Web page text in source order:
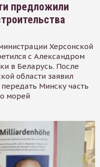
предложили
Херсонской
с Александром
в Беларусь. После
области заявил
Минску часть
морей